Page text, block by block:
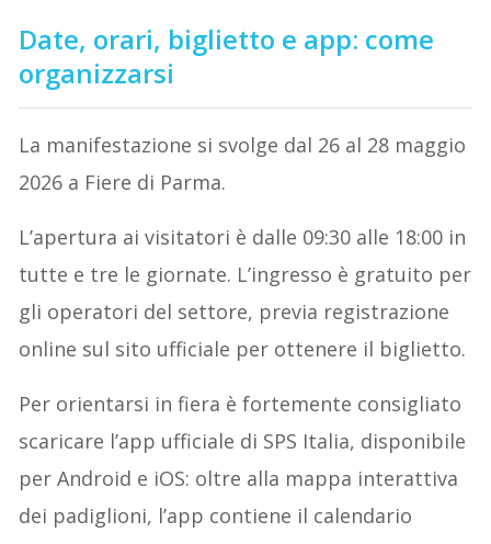
Date, orari, biglietto e app: come
organizzarsi
La manifestazione si svolge dal 26 al 28 maggio
2026 a Fiere di Parma.
L’apertura ai visitatori è dalle 09:30 alle 18:00 in
tutte e tre le giornate. L’ingresso è gratuito per
gli operatori del settore, previa registrazione
online sul sito ufficiale per ottenere il biglietto.
Per orientarsi in fiera è fortemente consigliato
scaricare l’app ufficiale di SPS Italia, disponibile
per Android e iOS: oltre alla mappa interattiva
dei padiglioni, l’app contiene il calendario